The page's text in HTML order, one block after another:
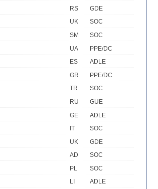
RS
GDE
UK
SOC
SM
SOC
UA
PPE/DC
ES
ADLE
GR
PPE/DC
TR
SOC
RU
GUE
GE
ADLE
IT
SOC
UK
GDE
AD
SOC
PL
SOC
LI
ADLE